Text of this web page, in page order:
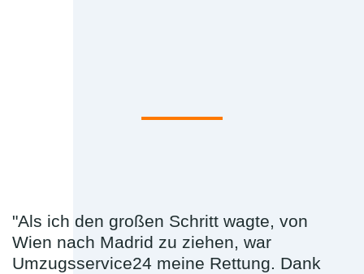
"Als ich den großen Schritt wagte, von
Wien nach Madrid zu ziehen, war
Umzugsservice24 meine Rettung. Dank